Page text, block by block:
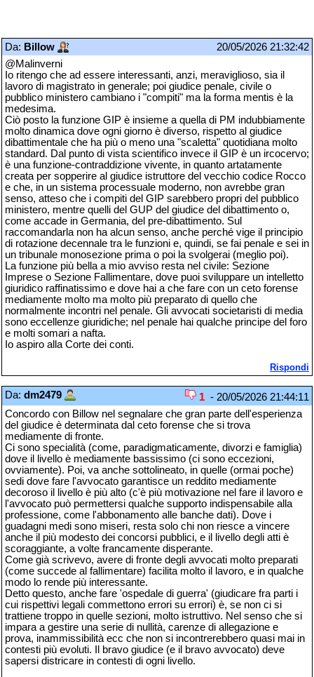
Da: Billow
20/05/2026 21:32:42
@Malinverni
Io ritengo che ad essere interessanti, anzi, meraviglioso, sia il
lavoro di magistrato in generale; poi giudice penale, civile o
pubblico ministero cambiano i "compiti" ma la forma mentis è la
medesima.
Ciò posto la funzione GIP è insieme a quella di PM indubbiamente
molto dinamica dove ogni giorno è diverso, rispetto al giudice
dibattimentale che ha più o meno una "scaletta" quotidiana molto
standard. Dal punto di vista scientifico invece il GIP è un ircocervo;
è una funzione-contraddizione vivente, in quanto artatamente
creata per sopperire al giudice istruttore del vecchio codice Rocco
e che, in un sistema processuale moderno, non avrebbe gran
senso, atteso che i compiti del GIP sarebbero propri del pubblico
ministero, mentre quelli del GUP del giudice del dibattimento o,
come accade in Germania, del pre-dibattimento. Sul
raccomandarla non ha alcun senso, anche perché vige il principio
di rotazione decennale tra le funzioni e, quindi, se fai penale e sei in
un tribunale monosezione prima o poi la svolgerai (meglio poi).
La funzione più bella a mio avviso resta nel civile: Sezione
Imprese o Sezione Fallimentare, dove puoi sviluppare un intelletto
giuridico raffinatissimo e dove hai a che fare con un ceto forense
mediamente molto ma molto più preparato di quello che
normalmente incontri nel penale. Gli avvocati societaristi di media
sono eccellenze giuridiche; nel penale hai qualche principe del foro
e molti somari a nafta.
Io aspiro alla Corte dei conti.
Rispondi
Da: dm2479 1 - 20/05/2026 21:44:11
Concordo con Billow nel segnalare che gran parte dell'esperienza
del giudice è determinata dal ceto forense che si trova
mediamente di fronte.
Ci sono specialità (come, paradigmaticamente, divorzi e famiglia)
dove il livello è mediamente bassissimo (ci sono eccezioni,
ovviamente). Poi, va anche sottolineato, in quelle (ormai poche)
sedi dove fare l'avvocato garantisce un reddito mediamente
decoroso il livello è più alto (c'è più motivazione nel fare il lavoro e
l'avvocato può permettersi qualche supporto indispensabile alla
professione, come l'abbonamento alle banche dati). Dove i
guadagni medi sono miseri, resta solo chi non riesce a vincere
anche il più modesto dei concorsi pubblici, e il livello degli atti è
scoraggiante, a volte francamente disperante.
Come già scrivevo, avere di fronte degli avvocati molto preparati
(come succede al fallimentare) facilita molto il lavoro, e in qualche
modo lo rende più interessante.
Detto questo, anche fare 'ospedale di guerra' (giudicare fra parti i
cui rispettivi legali commettono errori su errori) è, se non ci si
trattiene troppo in quelle sezioni, molto istruttivo. Nel senso che si
impara a gestire una serie di nullità, carenze di allegazione e
prova, inammissibilità ecc che non si incontrerebbero quasi mai in
contesti più evoluti. Il bravo giudice (e il bravo avvocato) deve
sapersi districare in contesti di ogni livello.